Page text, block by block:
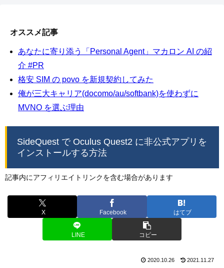
オススメ記事
あなたに寄り添う「Personal Agent」マカロン AI の紹
介 #PR
格安 SIM の povo を新規契約してみた
俺が三大キャリア(docomo/au/softbank)を使わずに
MVNO を選ぶ理由
SideQuest で Oculus Quest2 に非公式アプリを
インストールする方法
記事内にアフィリエイトリンクを含む場合があります
X Facebook はてブ
LINE コピー
2020.10.26 2021.11.27